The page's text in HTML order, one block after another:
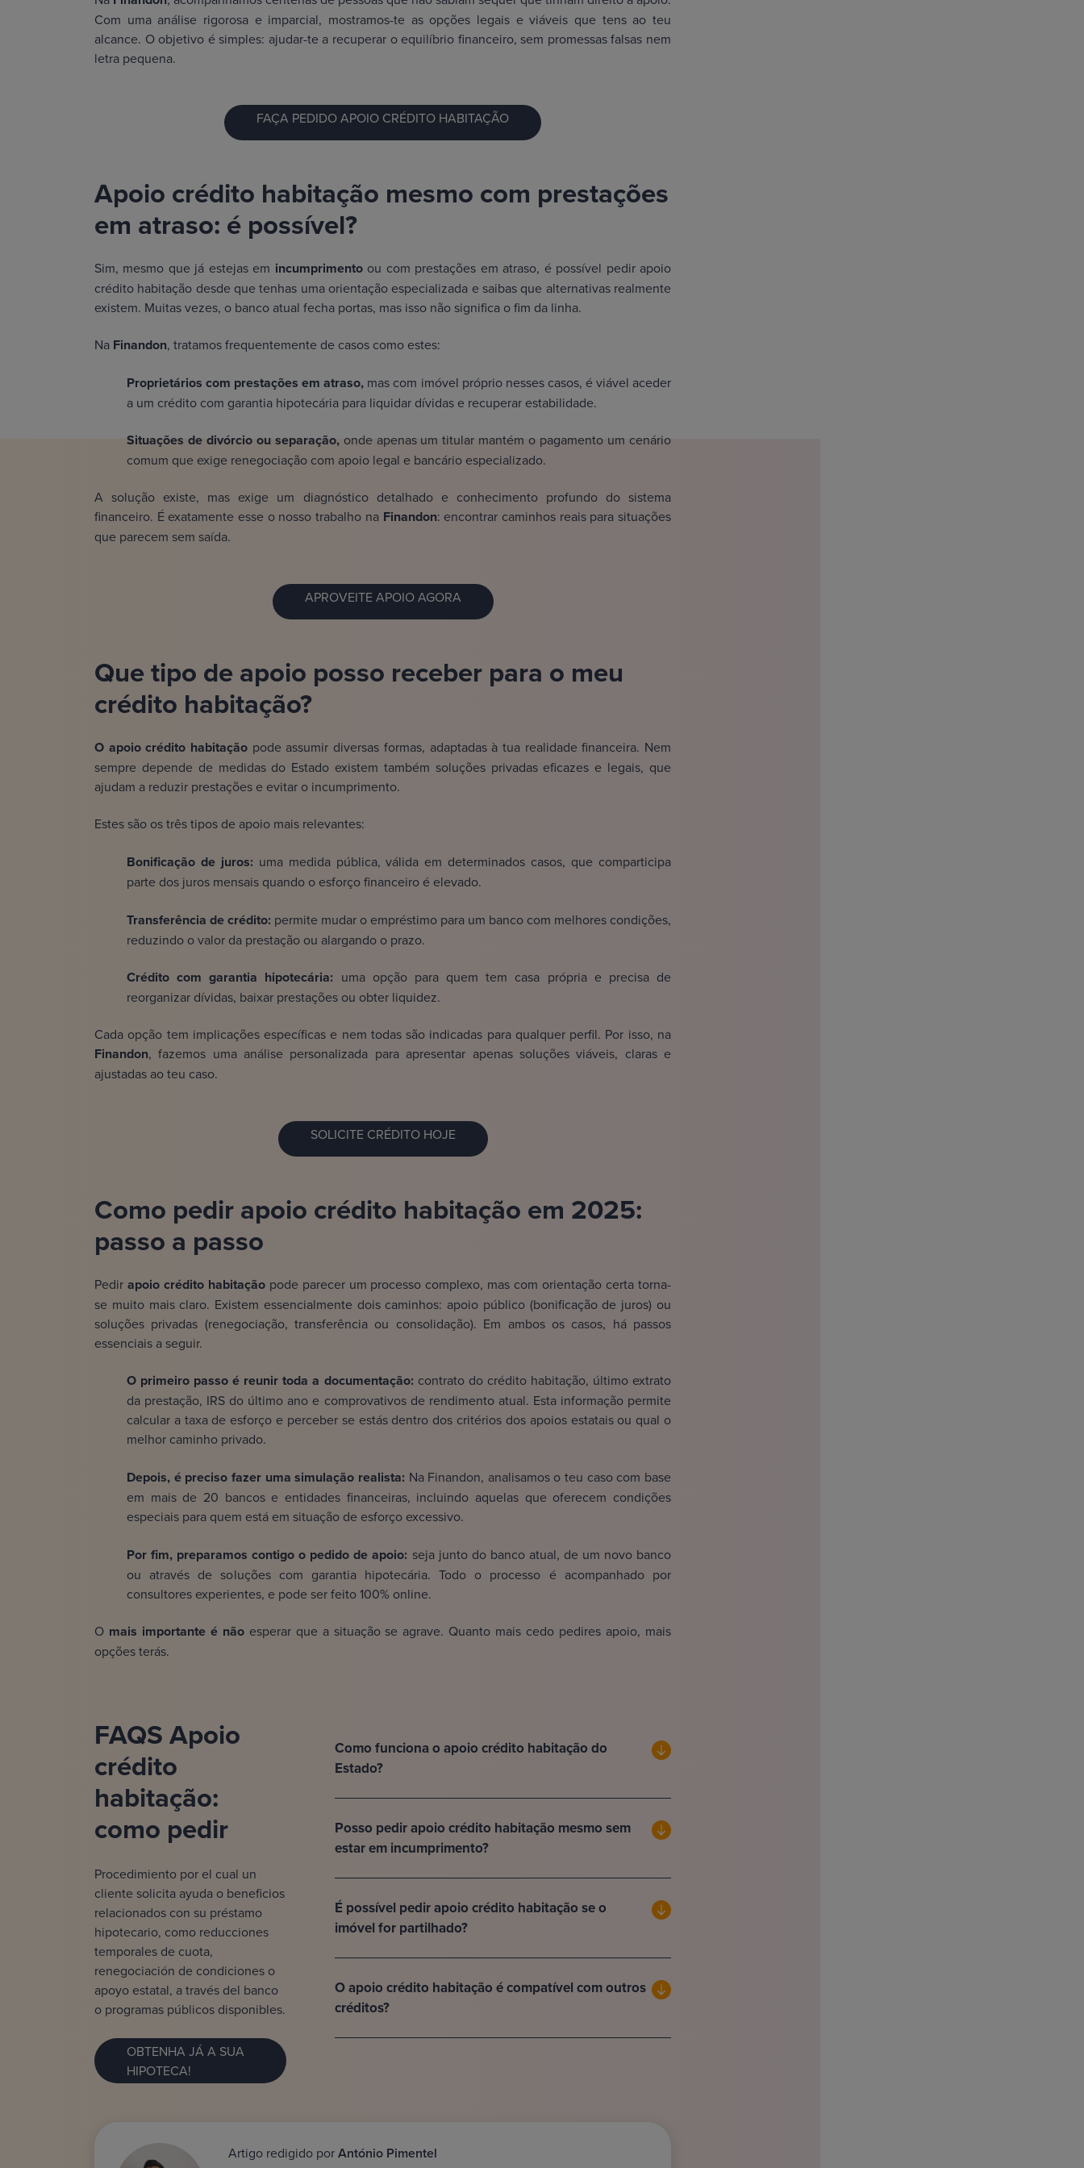
Com uma análise rigorosa e imparcial, mostramos-te as opções legais e viáveis que tens ao teu
alcance. O objetivo é simples: ajudar-te a recuperar o equilíbrio financeiro, sem promessas falsas nem
letra pequena.
FAÇA PEDIDO APOIO CRÉDITO HABITAÇÃO
Apoio crédito habitação mesmo com prestações
em atraso: é possível?
Sim, mesmo que já estejas em incumprimentoou com prestações em atraso, é possível pedir apoio
crédito habitação desde que tenhas uma orientação especializada e saibas que alternativas realmente
existem. Muitas vezes, o banco atual fecha portas, mas isso não significa o fim da linha.
Na Finandon, tratamos frequentemente de casos como estes:
Proprietários com prestações em atraso, mas com imóvel próprio nesses casos, é viável aceder
a um crédito com garantia hipotecária para liquidar dívidas e recuperar estabilidade.
Situações de divórcio ou separação,onde apenas um titular mantém o pagamento um cenário
comum que exige renegociação com apoio legal e bancário especializado.
A solução existe, mas exige um diagnóstico detalhado e conhecimento profundo do sistema
financeiro. É exatamente esse o nosso trabalho na Finandon: encontrar caminhos reais para situações
que parecem sem saída.
APROVEITE APOIO AGORA
Que tipo de apoio posso receber para o meu
crédito habitação?
O apoio crédito habitação pode assumir diversas formas, adaptadas à tua realidade financeira. Nem
sempre depende de medidas do Estado existem também soluções privadas eficazes e legais, que
ajudam a reduzir prestações e evitar o incumprimento.
Estes são os três tipos de apoio mais relevantes:
Bonificação de juros: uma medida pública, válida em determinados casos, que comparticipa
parte dos juros mensais quando o esforço financeiro é elevado.
Transferência de crédito: permite mudar o empréstimo para um banco com melhores condições,
reduzindo o valor da prestação ou alargando o prazo.
Crédito com garantia hipotecária: uma opção para quem tem casa própria e precisa de
reorganizar dívidas, baixar prestações ou obter liquidez.
Cada opção tem implicações específicas e nem todas são indicadas para qualquer perfil. Por isso, na
Finandon, fazemos uma análise personalizada para apresentar apenas soluções viáveis, claras e
ajustadas ao teu caso.
SOLICITE CRÉDITO HOJE
Como pedir apoio crédito habitação em 2025:
passo a passo
Pedir apoio crédito habitação pode parecer um processo complexo, mas com orientação certa torna-
se muito mais claro. Existem essencialmente dois caminhos: apoio público (bonificação de juros) ou
soluções privadas (renegociação, transferência ou consolidação). Em ambos os casos, há passos
essenciais a seguir.
O primeiro passo é reunir toda a documentação: contrato do crédito habitação, último extrato
da prestação, IRS do último ano e comprovativos de rendimento atual. Esta informação permite
calcular a taxa de esforço e perceber se estás dentro dos critérios dos apoios estatais ou qual o
melhor caminho privado.
Depois, é preciso fazer uma simulação realista: Na Finandon, analisamos o teu caso com base
em mais de 20 bancos e entidades financeiras, incluindo aquelas que oferecem condições
especiais para quem está em situação de esforço excessivo.
Por fim, preparamos contigo o pedido de apoio: seja junto do banco atual, de um novo banco
ou através de soluções com garantia hipotecária. Todo o processo é acompanhado por
consultores experientes, e pode ser feito 100% online.
O mais importante é não esperar que a situação se agrave. Quanto mais cedo pedires apoio, mais
opções terás.
FAQS Apoio
crédito
habitação:
como pedir
Procedimiento por el cual un
cliente solicita ayuda o beneficios
relacionados con su préstamo
hipotecario, como reducciones
temporales de cuota,
renegociación de condiciones o
apoyo estatal, a través del banco
o programas públicos disponibles.
OBTENHA JÁ A SUA
HIPOTECA!
Como funciona o apoio crédito habitação do
Estado?
Posso pedir apoio crédito habitação mesmo sem
estar em incumprimento?
É possível pedir apoio crédito habitação se o
imóvel for partilhado?
O apoio crédito habitação é compatível com outros
créditos?
Artigo redigido porAntónio Pimentel